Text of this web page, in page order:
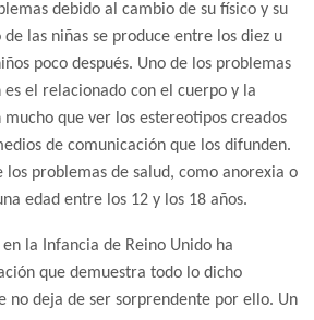
debido al cambio de su físico y su
las niñas se produce entre los diez u
poco después. Uno de los problemas
el relacionado con el cuerpo y la
que ver los estereotipos creados
de comunicación que los difunden.
problemas de salud, como anorexia o
edad entre los 12 y los 18 años.
la Infancia de Reino Unido ha
que demuestra todo lo dicho
no deja de ser sorprendente por ello. Un